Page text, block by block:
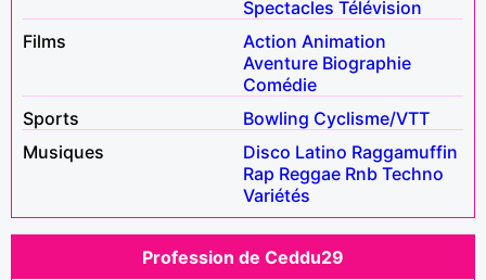
Spectacles Télévision
Films
Action Animation
Aventure Biographie
Comédie
Sports
Bowling Cyclisme/VTT
Musiques
Disco Latino Raggamuffin
Rap Reggae Rnb Techno
Variétés
Profession de Ceddu29